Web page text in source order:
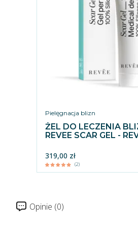
Pielęgnacja blizn
ŻEL DO LECZENIA
REVEE SCAR GEL -
319,00 zł
(2)
Opinie (0)